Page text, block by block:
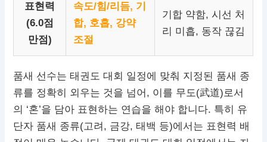
표현력
(6.0점
만점)
속도/힘/리듬, 기
합, 호흡, 강약
조절
기합 약함, 시선 처
리 미흡, 동작 끊김
품새 선수는 태권도 대회 일정에 맞춰 지정된 품새 종
류를 정확히 외우는 것을 넘어, 이를 무도(武道)로서
의 ‘혼’을 담아 표현하는 연습을 해야 합니다. 특히 유
단자 품새 종류(고려, 금강, 태백 등)에서는 표현력 배